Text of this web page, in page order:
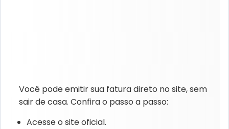
Você pode emitir sua fatura direto no site, sem
sair de casa. Confira o passo a passo:
Acesse o site oficial.